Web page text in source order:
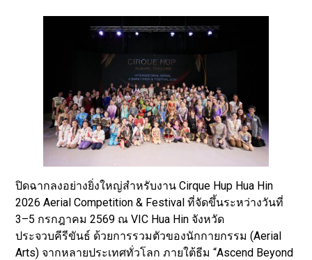
ปิดฉากลงอย่างยิ่งใหญ่สำหรับงาน Cirque Hup Hua Hin
2026 Aerial Competition & Festival ที่จัดขึ้นระหว่างวันที่
3–5 กรกฎาคม 2569 ณ VIC Hua Hin จังหวัด
ประจวบคีรีขันธ์ ด้วยการรวมตัวของนักกายกรรม (Aerial
Arts) จากหลายประเทศทั่วโลก ภายใต้ธีม “Ascend Beyond